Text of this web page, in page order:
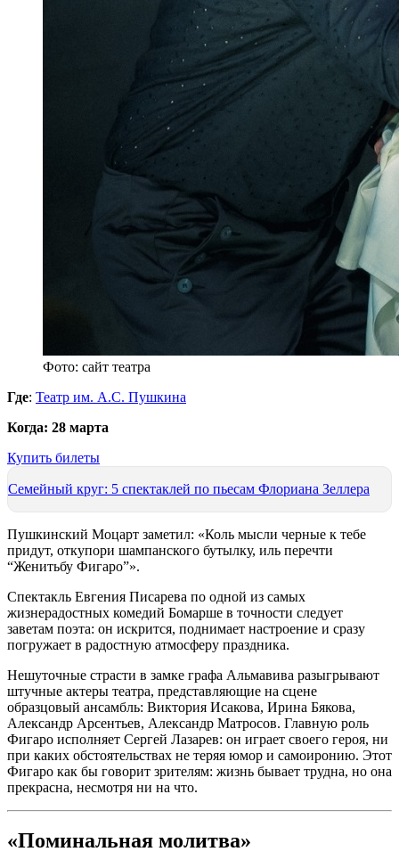
Фото: сайт театра
Где: Театр им. А.С. Пушкина
Когда: 28 марта
Купить билеты
Семейный круг: 5 спектаклей по пьесам Флориана Зеллера
Пушкинский Моцарт заметил: «Коль мысли черные к тебе
придут, откупори шампанского бутылку, иль перечти
“Женитьбу Фигаро”».
Спектакль Евгения Писарева по одной из самых
жизнерадостных комедий Бомарше в точности следует
заветам поэта: он искрится, поднимает настроение и сразу
погружает в радостную атмосферу праздника.
Нешуточные страсти в замке графа Альмавива разыгрывают
штучные актеры театра, представляющие на сцене
образцовый ансамбль: Виктория Исакова, Ирина Бякова,
Александр Арсентьев, Александр Матросов. Главную роль
Фигаро исполняет Сергей Лазарев: он играет своего героя, ни
при каких обстоятельствах не теряя юмор и самоиронию. Этот
Фигаро как бы говорит зрителям: жизнь бывает трудна, но она
прекрасна, несмотря ни на что.
«Поминальная молитва»